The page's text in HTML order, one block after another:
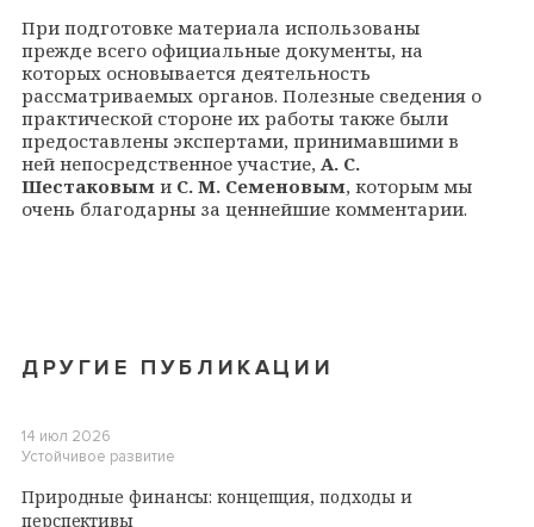
При подготовке материала использованы
прежде всего официальные документы, на
которых основывается деятельность
рассматриваемых органов. Полезные сведения о
практической стороне их работы также были
предоставлены экспертами, принимавшими в
ней непосредственное участие, А. С.
Шестаковым и С. М. Семеновым, которым мы
очень благодарны за ценнейшие комментарии.
ДРУГИЕ ПУБЛИКАЦИИ
14 июл 2026
Устойчивое развитие
Природные финансы: концепция, подходы и
перспективы